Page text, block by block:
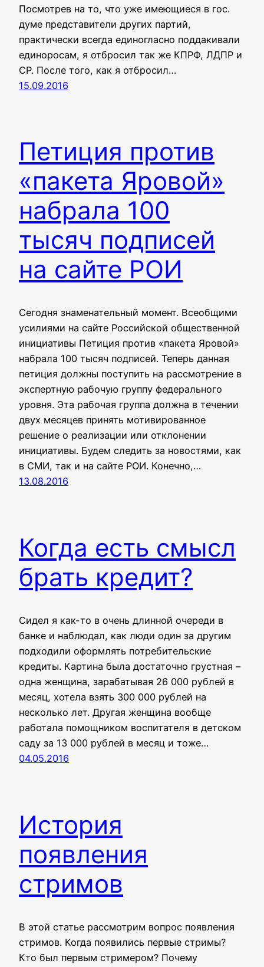
Посмотрев на то, что уже имеющиеся в гос.
думе представители других партий,
практически всегда единогласно поддакивали
единоросам, я отбросил так же КПРФ, ЛДПР и
СР. После того, как я отбросил…
15.09.2016
Петиция против
«пакета Яровой»
набрала 100
тысяч подписей
на сайте РОИ
Сегодня знаменательный момент. Всеобщими
усилиями на сайте Российской общественной
инициативы Петиция против «пакета Яровой»
набрала 100 тысяч подписей. Теперь данная
петиция должны поступить на рассмотрение в
экспертную рабочую группу федерального
уровня. Эта рабочая группа должна в течении
двух месяцев принять мотивированное
решение о реализации или отклонении
инициативы. Будем следить за новостями, как
в СМИ, так и на сайте РОИ. Конечно,…
13.08.2016
Когда есть смысл
брать кредит?
Сидел я как-то в очень длинной очереди в
банке и наблюдал, как люди один за другим
подходили оформлять потребительские
кредиты. Картина была достаточно грустная –
одна женщина, зарабатывая 26 000 рублей в
месяц, хотела взять 300 000 рублей на
несколько лет. Другая женщина вообще
работала помощником воспитателя в детском
саду за 13 000 рублей в месяц и тоже…
04.05.2016
История
появления
стримов
В этой статье рассмотрим вопрос появления
стримов. Когда появились первые стримы?
Кто был первым стримером? Почему